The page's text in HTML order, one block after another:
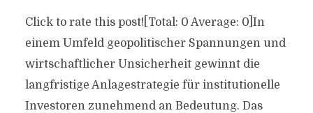
Click to rate this post![Total: 0 Average: 0]In
einem Umfeld geopolitischer Spannungen und
wirtschaftlicher Unsicherheit gewinnt die
langfristige Anlagestrategie für institutionelle
Investoren zunehmend an Bedeutung. Das